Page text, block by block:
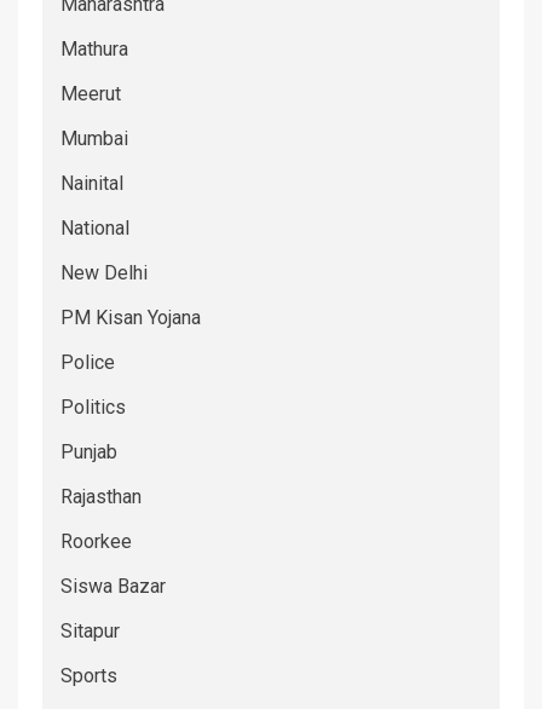
Mathura
Meerut
Mumbai
Nainital
National
New Delhi
PM Kisan Yojana
Police
Politics
Punjab
Rajasthan
Roorkee
Siswa Bazar
Sitapur
Sports